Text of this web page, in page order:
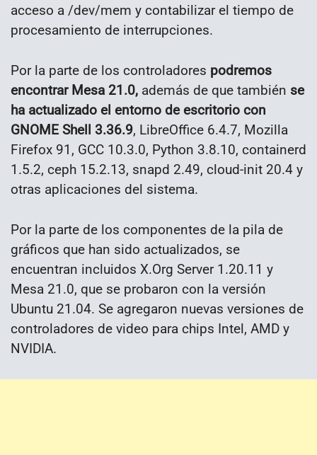
acceso a /dev/mem y contabilizar el tiempo de
procesamiento de interrupciones.
Por la parte de los controladores podremos
encontrar Mesa 21.0, además de que también se
ha actualizado el entorno de escritorio con
GNOME Shell 3.36.9, LibreOffice 6.4.7, Mozilla
Firefox 91, GCC 10.3.0, Python 3.8.10, containerd
1.5.2, ceph 15.2.13, snapd 2.49, cloud-init 20.4 y
otras aplicaciones del sistema.
Por la parte de los componentes de la pila de
gráficos que han sido actualizados, se
encuentran incluidos X.Org Server 1.20.11 y
Mesa 21.0, que se probaron con la versión
Ubuntu 21.04. Se agregaron nuevas versiones de
controladores de video para chips Intel, AMD y
NVIDIA.